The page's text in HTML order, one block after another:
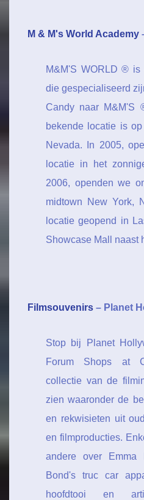
M & M's World Academy
M&M'S WORLD ®
die gespecialiseerd
Candy naar M&M'S
bekende locatie is
Nevada. In 2005,
locatie in het
2006, openden we
midtown New York,
locatie geopend in
Showcase Mall naast
Filmsouvenirs – Planet
Stop bij Planet
Forum Shops at
collectie van de
zien waaronder de
en rekwisieten uit
en filmproducties.
andere over Emma
Bond's truc car
hoofdtooi en